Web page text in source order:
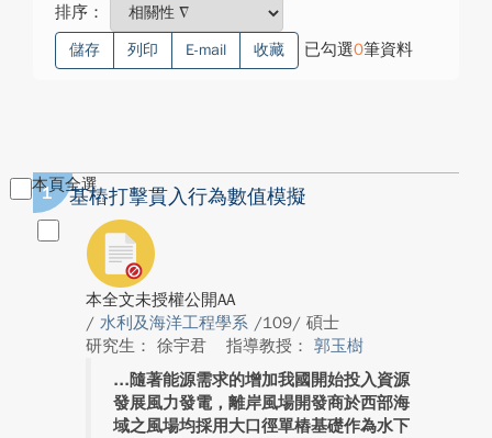
排序：
儲存 列印 E-mail 收藏 已勾選0筆資料
本頁全選
1 基樁打擊貫入行為數值模擬
本全文未授權公開AA
/ 水利及海洋工程學系 /109/ 碩士
研究生： 徐宇君
指導教授： 郭玉樹
隨著能源需求的增加我國開始投入資源
發展風力發電，離岸風場開發商於西部海
域之風場均採用大口徑單樁基礎作為水下